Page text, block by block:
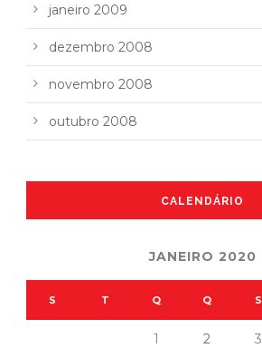
janeiro 2009
dezembro 2008
novembro 2008
outubro 2008
CALENDÁRIO
JANEIRO 2020
S T Q Q S
1 2 3